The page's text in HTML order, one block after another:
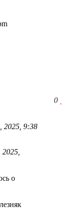
0
2025, 9:38
2025,
о